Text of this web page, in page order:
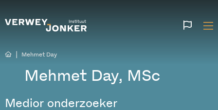
Mehmet Day
Mehmet Day, MSc
Medior onderzoeker